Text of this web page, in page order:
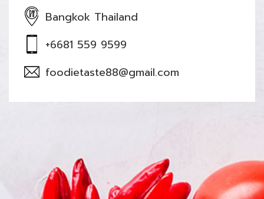
Bangkok Thailand
+6681 559 9599
foodietaste88@gmail.com